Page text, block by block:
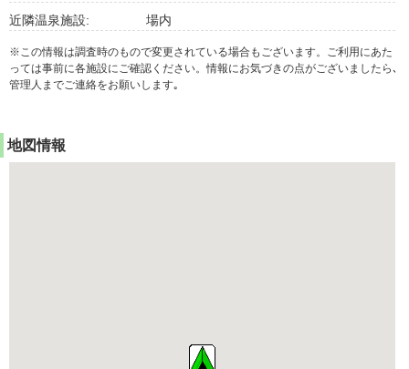
近隣温泉施設:
場内
※この情報は調査時のもので変更されている場合もございます。ご利用にあた
っては事前に各施設にご確認ください。情報にお気づきの点がございましたら､
管理人までご連絡をお願いします｡
地図情報